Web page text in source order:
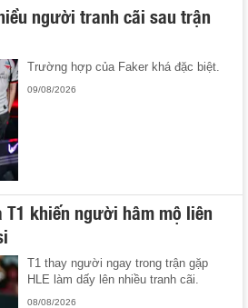
người tranh cãi sau trận
Trường hợp của Faker khá đặc biệt.
09/08/2026
khiến người hâm mộ liên
T1 thay người ngay trong trận gặp
HLE làm dấy lên nhiều tranh cãi.
08/08/2026